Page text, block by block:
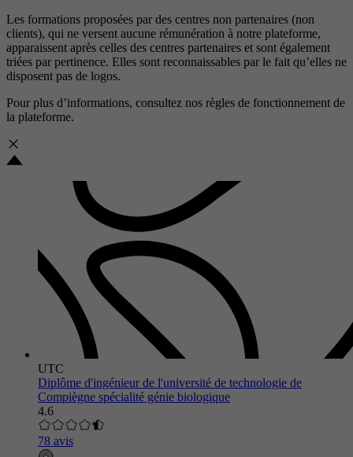
Les formations proposées par des centres non partenaires (non
clients), qui ne versent aucune rémunération à notre plateforme,
apparaissent après celles des centres partenaires et sont également
triées par pertinence. Elles sont reconnaissables par le fait qu’elles ne
disposent pas de logos.
Pour plus d’informations, consultez nos règles de fonctionnement de
la plateforme.
UTC
Diplôme d'ingénieur de l'université de technologie de
Compiègne spécialité génie biologique
4.6
78 avis